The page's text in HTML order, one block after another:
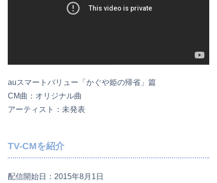
auスマートバリュー「かぐや姫の帰省」篇
CM曲：オリジナル曲
アーティスト：未発表
TV-CMを紹介
配信開始日：2015年8月1日